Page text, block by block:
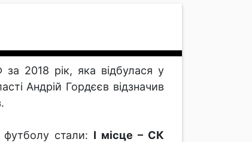
за 2018 рік, яка відбулася у
Андрій Гордєєв відзначив
стали: І місце – СК